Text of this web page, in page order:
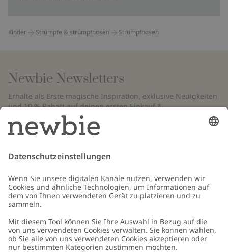
Kinder Strümpfe & strumpfhosen Strumpfhosen
Newbie Newsletters
Erhalte als Erste magische Inspiration, exklusive Neuigkeiten
und 10 % Rabatt auf deinen ersten Einkauf.*
*Gilt nur für deine erste Bestellung und ist nicht mit anderen Rabatten
oder Angeboten kombinierbar. Gilt nicht für limitierte Artikel. Bitte
überprüfe deinen Spam-Ordner. Lies unsere
Schicken